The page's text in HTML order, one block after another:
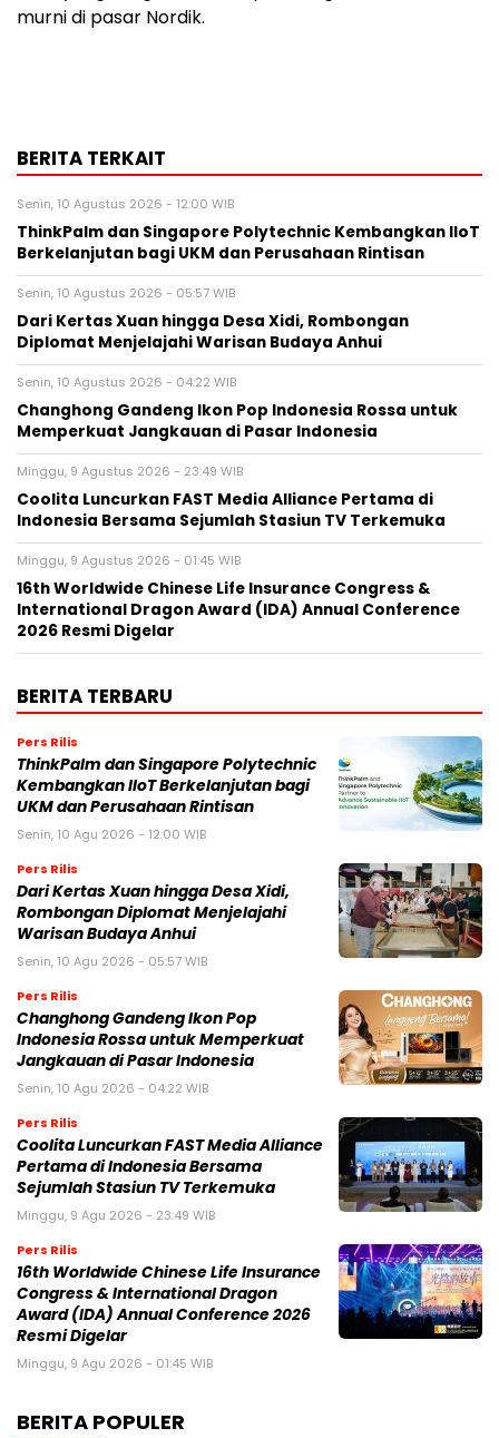
murni di pasar Nordik.
BERITA TERKAIT
Senin, 10 Agustus 2026 - 12:00 WIB
ThinkPalm dan Singapore Polytechnic Kembangkan IIoT
Berkelanjutan bagi UKM dan Perusahaan Rintisan
Senin, 10 Agustus 2026 - 05:57 WIB
Dari Kertas Xuan hingga Desa Xidi, Rombongan
Diplomat Menjelajahi Warisan Budaya Anhui
Senin, 10 Agustus 2026 - 04:22 WIB
Changhong Gandeng Ikon Pop Indonesia Rossa untuk
Memperkuat Jangkauan di Pasar Indonesia
Minggu, 9 Agustus 2026 - 23:49 WIB
Coolita Luncurkan FAST Media Alliance Pertama di
Indonesia Bersama Sejumlah Stasiun TV Terkemuka
Minggu, 9 Agustus 2026 - 01:45 WIB
16th Worldwide Chinese Life Insurance Congress &
International Dragon Award (IDA) Annual Conference
2026 Resmi Digelar
BERITA TERBARU
Pers Rilis
ThinkPalm dan Singapore Polytechnic
Kembangkan IIoT Berkelanjutan bagi
UKM dan Perusahaan Rintisan
Senin, 10 Agu 2026 - 12:00 WIB
Pers Rilis
Dari Kertas Xuan hingga Desa Xidi,
Rombongan Diplomat Menjelajahi
Warisan Budaya Anhui
Senin, 10 Agu 2026 - 05:57 WIB
Pers Rilis
Changhong Gandeng Ikon Pop
Indonesia Rossa untuk Memperkuat
Jangkauan di Pasar Indonesia
Senin, 10 Agu 2026 - 04:22 WIB
Pers Rilis
Coolita Luncurkan FAST Media Alliance
Pertama di Indonesia Bersama
Sejumlah Stasiun TV Terkemuka
Minggu, 9 Agu 2026 - 23:49 WIB
Pers Rilis
16th Worldwide Chinese Life Insurance
Congress & International Dragon
Award (IDA) Annual Conference 2026
Resmi Digelar
Minggu, 9 Agu 2026 - 01:45 WIB
BERITA POPULER